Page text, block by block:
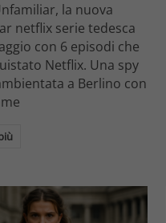
la nuova
netflix serie tedesca
con 6 episodi che
Netflix. Una spy
a Berlino con